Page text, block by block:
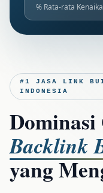
#1 JASA LINK
INDONESIA
Dominasi
Backlink
yang
% Rata-rata